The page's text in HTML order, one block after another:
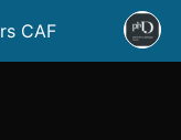
CAF